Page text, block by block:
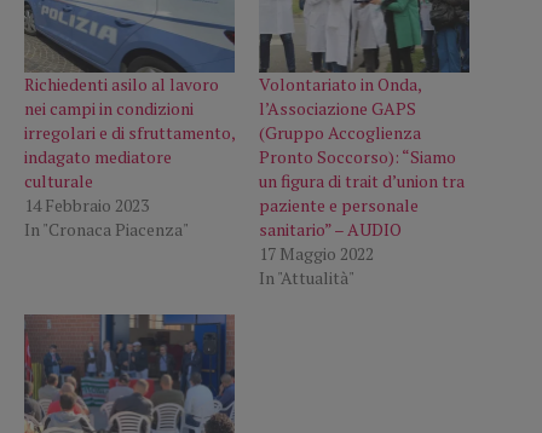
Richiedenti asilo al lavoro
nei campi in condizioni
irregolari e di sfruttamento,
indagato mediatore
culturale
14 Febbraio 2023
In "Cronaca Piacenza"
Volontariato in Onda,
l’Associazione GAPS
(Gruppo Accoglienza
Pronto Soccorso): “Siamo
un figura di trait d’union tra
paziente e personale
sanitario” – AUDIO
17 Maggio 2022
In "Attualità"